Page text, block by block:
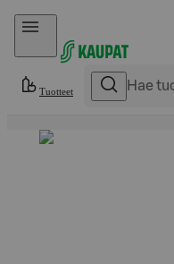
Hyppää sisältöön
Tuotteet